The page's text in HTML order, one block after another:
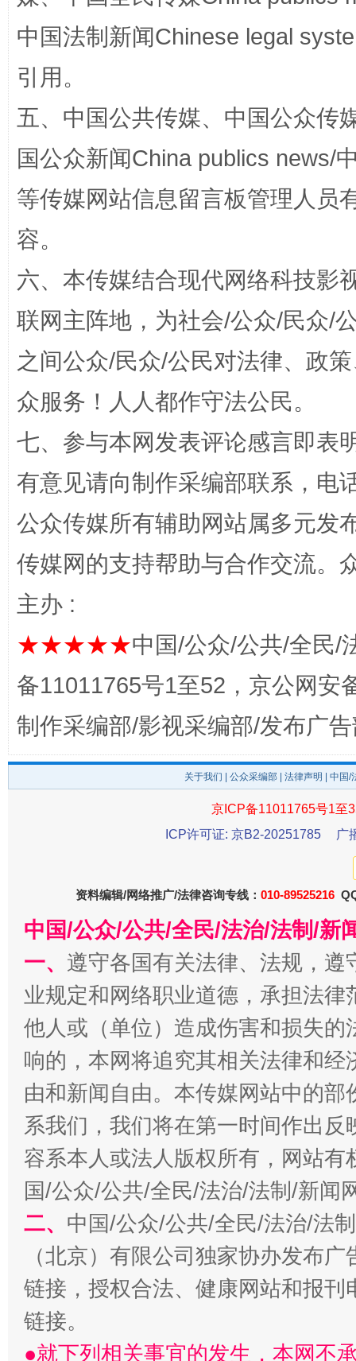
扯下公款旅游的“隐身衣” 如何以
东山县通报“牛蛙产品抗生素超标问题” 法
揭开“小金库”的免责幌子
中国法制新闻Chinese legal
引用。
五、中国公共传媒、中国公众传
国公众新闻China publics news/
等传媒网站信息留言板管理人员
容。
六、本传媒结合现代网络科技影
联网主阵地，为社会/公众/民众/
之间公众/民众/公民对法律、政
众服务！人人都作守法公民。
七、参与本网发表评论感言即表
有意见请向制作采编部联系，电
公众传媒所有辅助网站属多元发
传媒网的支持帮助与合作交流。
主办 :
★★★★★中国/公众/公共/全民/
备11011765号1至52，京公网安
制作采编部/影视采编部/发布广
关于我们 公众采编部 法律声明 | 中国
京ICP备11011765号1至
ICP许可证: 京B2-20251785
广
资料编辑/网络推广/法律咨询专线： 010-89525216
中国/公众/公共/全民/法治/法制/新
一、 遵守各国有关法律、法规，
业规定和网络职业道德，承担法
他人或（单位）造成伤害和损失
响的，本网将追究其相关法律和
由和新闻自由。本传媒网站中的
系我们，我们将在第一时间作出
容系本人或法人版权所有，网站
国/公众/公共/全民/法治/法制/新闻
二、 中国/公众/公共/全民/法治/法
（北京）有限公司独家协办发布
链接，授权合法、健康网站和报
链接。
●就下列相关事宜的发生，本网不